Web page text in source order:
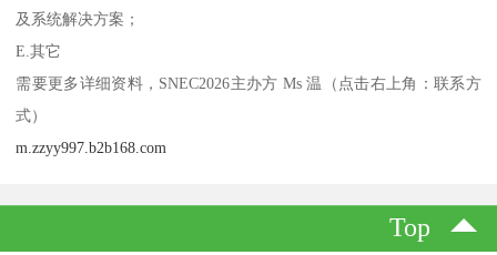
及系统解决方案；
E.其它
需要更多详细资料，SNEC2026主办方 Ms 温（点击右上角：联系方
式）
m.zzyy997.b2b168.com
Top